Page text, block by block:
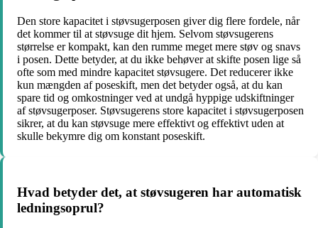
Den store kapacitet i støvsugerposen giver dig flere fordele, når
det kommer til at støvsuge dit hjem. Selvom støvsugerens
størrelse er kompakt, kan den rumme meget mere støv og snavs
i posen. Dette betyder, at du ikke behøver at skifte posen lige så
ofte som med mindre kapacitet støvsugere. Det reducerer ikke
kun mængden af poseskift, men det betyder også, at du kan
spare tid og omkostninger ved at undgå hyppige udskiftninger
af støvsugerposer. Støvsugerens store kapacitet i støvsugerposen
sikrer, at du kan støvsuge mere effektivt og effektivt uden at
skulle bekymre dig om konstant poseskift.
Hvad betyder det, at støvsugeren har automatisk
ledningsoprul?